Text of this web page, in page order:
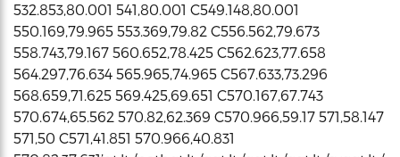
532.853,80.001 541,80.001 C549.148,80.001
550.169,79.965 553.369,79.82 C556.562,79.673
558.743,79.167 560.652,78.425 C562.623,77.658
564.297,76.634 565.965,74.965 C567.633,73.296
568.659,71.625 569.425,69.651 C570.167,67.743
570.674,65.562 570.82,62.369 C570.966,59.17 571,58.147
571,50 C571,41.851 570.966,40.831